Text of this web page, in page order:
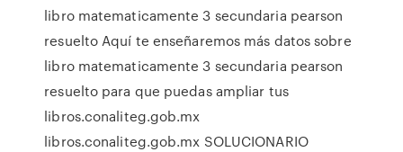
libro matematicamente 3 secundaria pearson
resuelto Aquí te enseñaremos más datos sobre
libro matematicamente 3 secundaria pearson
resuelto para que puedas ampliar tus
libros.conaliteg.gob.mx
libros.conaliteg.gob.mx SOLUCIONARIO